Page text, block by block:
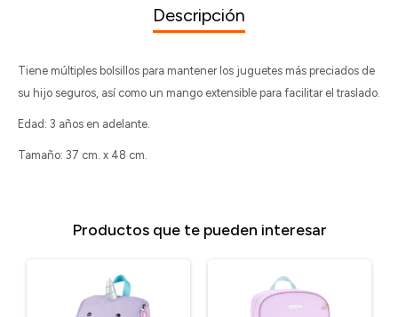
Descripción
Tiene múltiples bolsillos para mantener los juguetes más preciados de
su hijo seguros, así como un mango extensible para facilitar el traslado.
Edad: 3 años en adelante.
Tamaño: 37 cm. x 48 cm.
Productos que te pueden interesar